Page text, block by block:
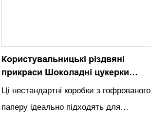
Користувальницькі різдвяні
прикраси Шоколадні цукерки
Подарункова упаковка Коробки
різдвяних подарунків
Ці нестандартні коробки з гофрованого
паперу ідеально підходять для